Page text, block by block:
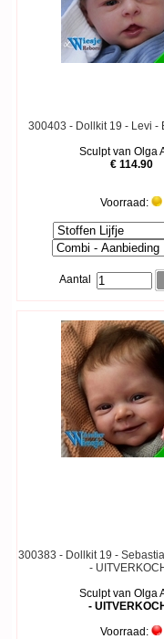
300403 - Dollkit 19 - Levi -
Sculpt van Olga
€ 114.90
Voorraad:
Aantal
300383 - Dollkit 19 -
-
Sculpt van Olga
-
Voorraad: